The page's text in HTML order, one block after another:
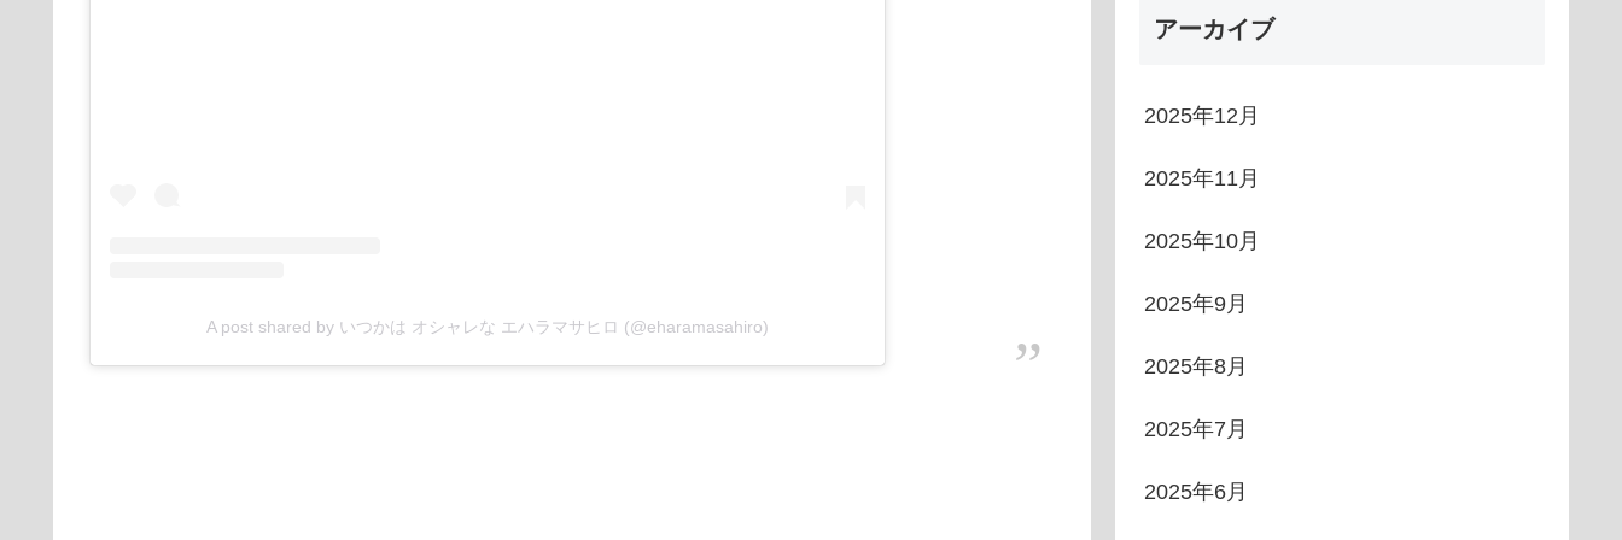
A post shared by いつかは オシャレな エハラマサヒロ (@eharamasahiro)
アーカイブ
2025年12月
2025年11月
2025年10月
2025年9月
2025年8月
2025年7月
2025年6月